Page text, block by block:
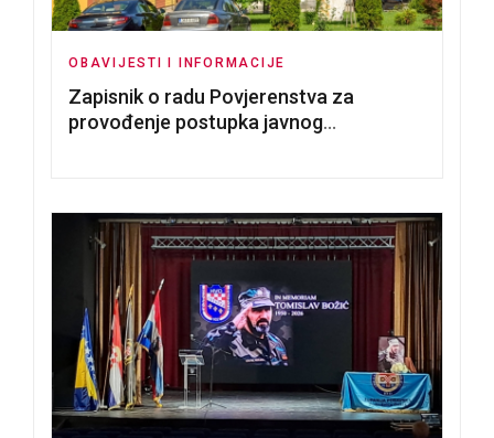
OBAVIJESTI I INFORMACIJE
Zapisnik o radu Povjerenstva za
provođenje postupka javnog